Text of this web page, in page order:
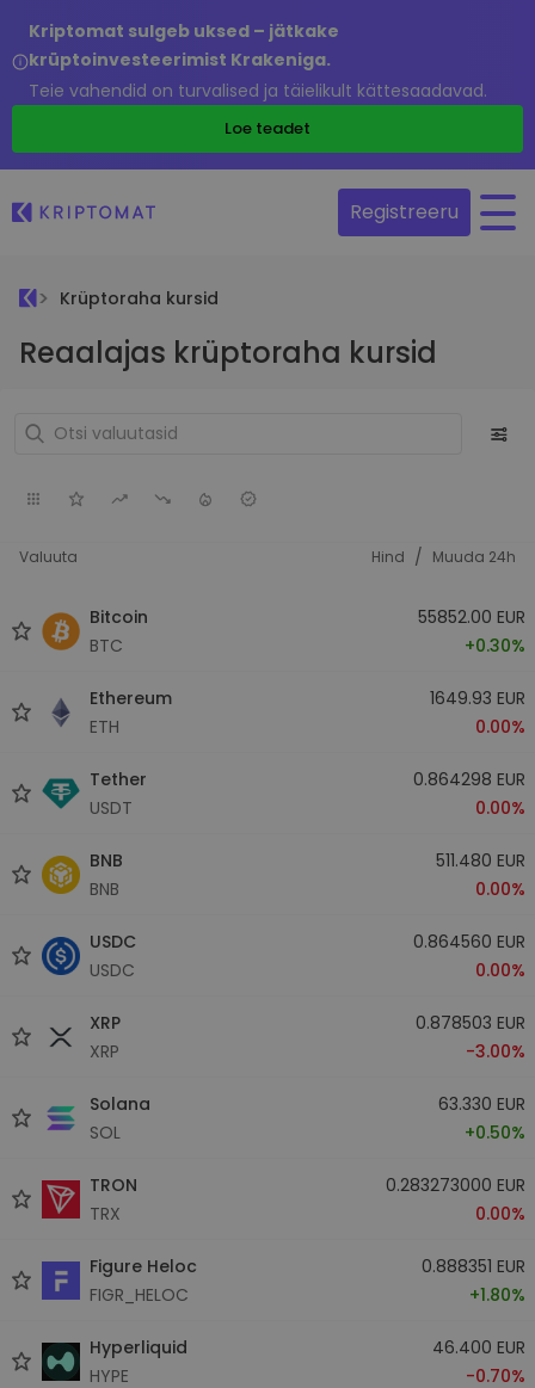
Kriptomat sulgeb uksed – jätkake
krüptoinvesteerimist Krakeniga.
Teie vahendid on turvalised ja täielikult kättesaadavad.
Loe teadet
Registreeru
Krüptoraha kursid
Reaalajas krüptoraha kursid
Valuuta Hind / Muuda 24h
Bitcoin
BTC
55852.00 EUR
+0.30%
Ethereum
ETH
1649.93 EUR
0.00%
Tether
USDT
0.864298 EUR
0.00%
BNB
BNB
511.480 EUR
0.00%
USDC
USDC
0.864560 EUR
0.00%
XRP
XRP
0.878503 EUR
-3.00%
Solana
SOL
63.330 EUR
+0.50%
TRON
TRX
0.283273000 EUR
0.00%
Figure Heloc
FIGR_HELOC
0.888351 EUR
+1.80%
Hyperliquid
HYPE
46.400 EUR
-0.70%